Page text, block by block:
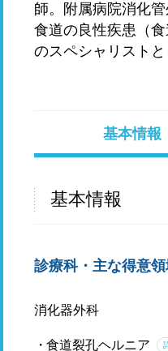
師。附属病院消化
食道の良性疾患（
のスペシャリストと
基本情報
基本情報
診療科・主な得意
消化器外科
食道裂孔ヘルニア